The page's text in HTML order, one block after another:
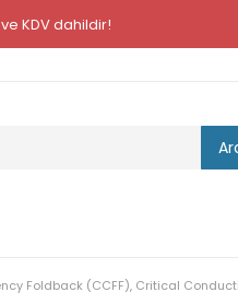
KDV dahildir!
Foldback (CCFF), Critical